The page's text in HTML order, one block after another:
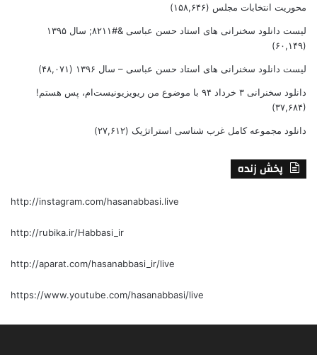
محوریت انتخابات مجلس (۱۵۸,۶۴۶)
لیست دانلود سخنرانی های استاد حسن عباسی &#۸۲۱۱; سال ۱۳۹۵
(۶۰,۱۴۹)
لیست دانلود سخنرانی های استاد حسن عباسی – سال ۱۳۹۶ (۴۸,۰۷۱)
دانلود سخنرانی ۳ خرداد ۹۴ با موضوع من ریویزیونیست‌ام، پس هستم!
(۳۷,۶۸۴)
دانلود مجموعه کامل غرب شناسی استراتژیک (۲۷,۶۱۲)
پخش زنده
http://instagram.com/hasanabbasi.live
http://rubika.ir/Habbasi_ir
http://aparat.com/hasanabbasi_ir/live
https://www.youtube.com/hasanabbasi/live